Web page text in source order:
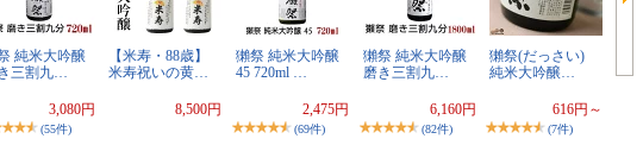
純米大吟醸
三割九…
3,080円
(55件)
【米寿・88歳】
米寿祝いの黄…
8,500円
獺祭 純米大吟醸
45 720ml …
2,475円
(69件)
獺祭 純米大吟醸
磨き三割九…
6,160円
(82件)
獺祭(だっさい)
純米大吟醸…
616円～
(7件)